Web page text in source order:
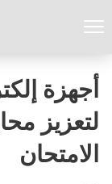
أجهزة
لتعزيز
الامتحان